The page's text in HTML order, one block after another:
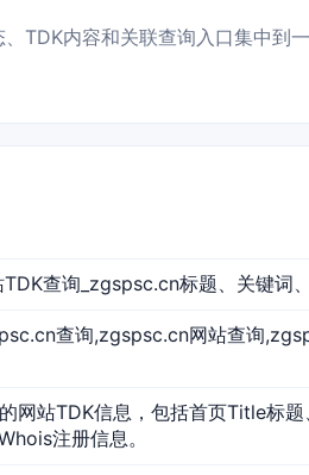
TDK内容和关联查询入口集中到一
查询_zgspsc.cn标题、关键词
查询,zgspsc.cn网站查询
网站TDK信息，包括首页Title标
注册信息。